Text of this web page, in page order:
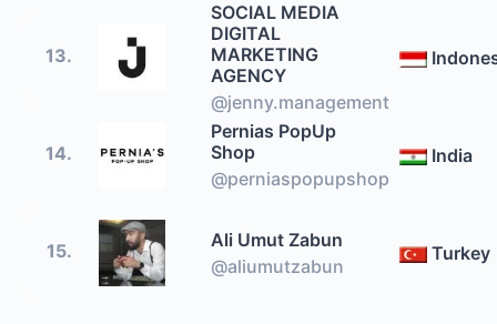
13.
SOCIAL MEDIA
DIGITAL
MARKETING
AGENCY
@jenny.management
14.
Pernias PopUp
Shop
@perniaspopupshop
India
15.
Ali Umut Zabun
@aliumutzabun
Turkey